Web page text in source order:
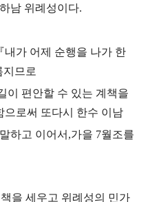
남 위례성이다.
『내가 어제 순행을 나가 한
지므로
이 편안할 수 있는 계책을
으로써 또다시 한수 이남
하고 이어서,가을 7월조를
을 세우고 위례성의 민가